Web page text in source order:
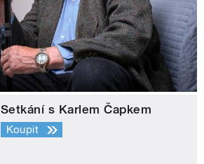
Setkání s Karlem Čapkem
Koupit